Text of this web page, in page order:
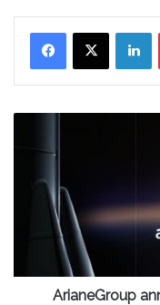
licenciement
personnes
fin
ArianeGroup